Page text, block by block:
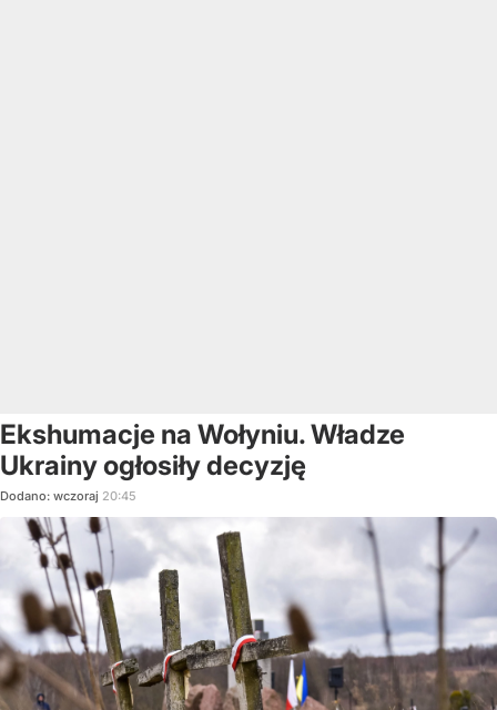
Ekshumacje na Wołyniu. Władze
Ukrainy ogłosiły decyzję
Dodano: wczoraj 20:45